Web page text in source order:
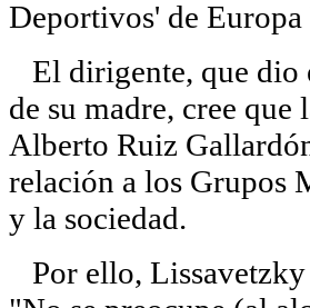
Deportivos' de
El dirigente, que dio
de su madre, cree
Alberto Ruiz
relación a los Grupos
y la sociedad.
Por ello, Lissavetzky